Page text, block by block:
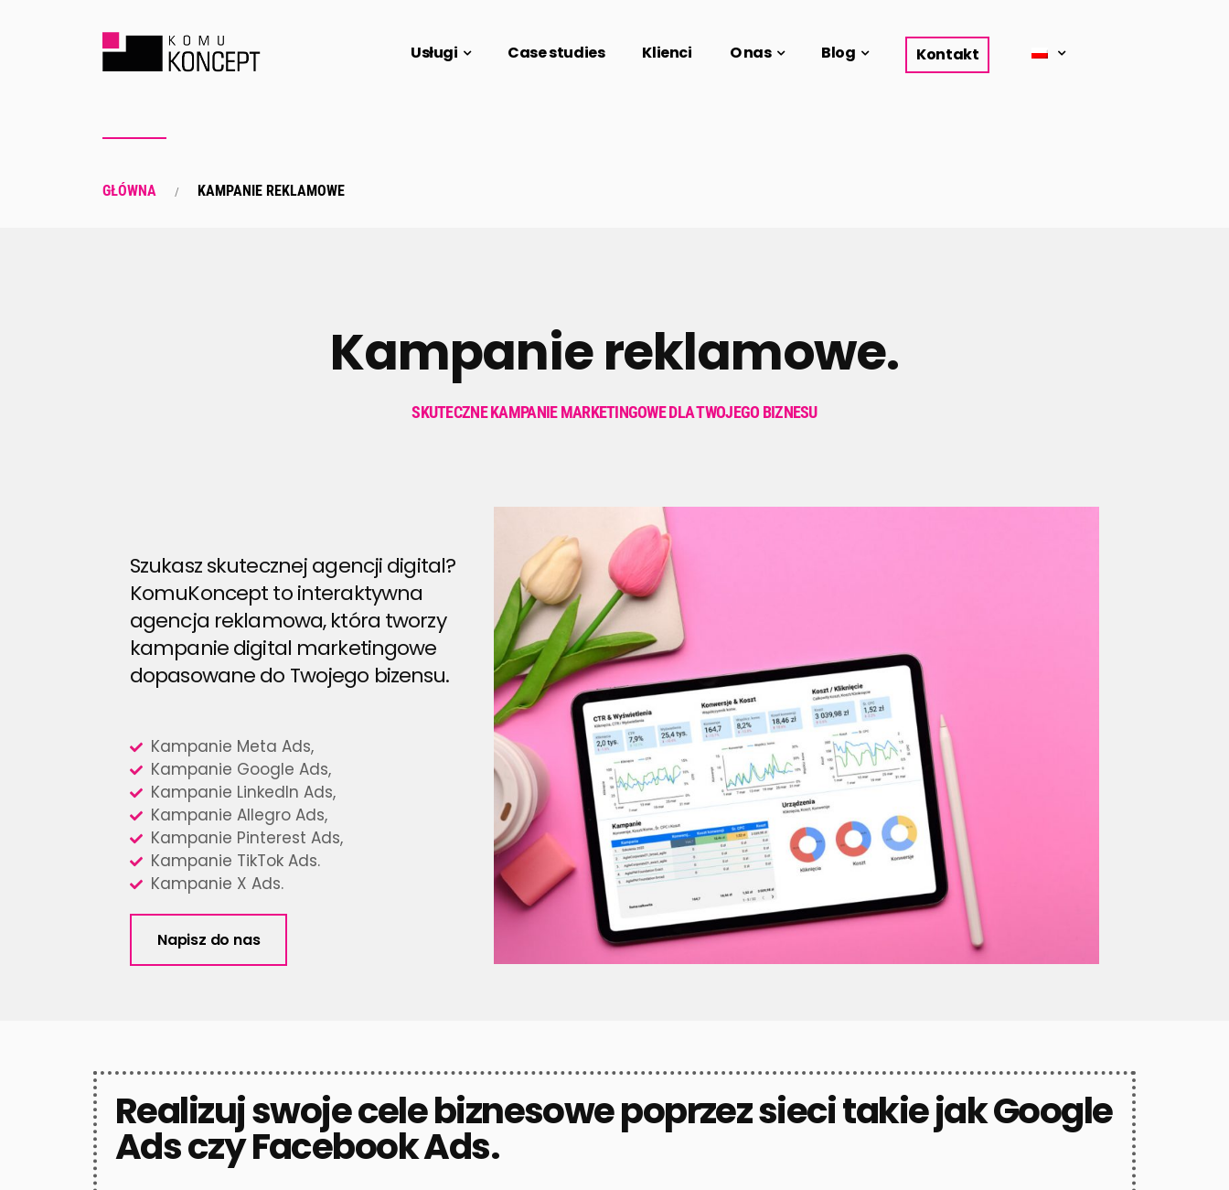
Usługi Case studies Klienci O nas Blog Kontakt
GŁÓWNA KAMPANIE REKLAMOWE
Kampanie reklamowe.
SKUTECZNE KAMPANIE MARKETINGOWE DLA TWOJEGO BIZNESU
Szukasz skutecznej agencji digital?
KomuKoncept to interaktywna
agencja reklamowa, która tworzy
kampanie digital marketingowe
dopasowane do Twojego bizensu.
Kampanie Meta Ads,
Kampanie Google Ads,
Kampanie LinkedIn Ads,
Kampanie Allegro Ads,
Kampanie Pinterest Ads,
Kampanie TikTok Ads.
Kampanie X Ads.
Napisz do nas
Realizuj swoje cele biznesowe poprzez sieci takie jak Google
Ads czy Facebook Ads.